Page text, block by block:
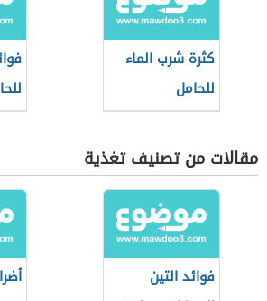
كثرة شرب الماء
للحامل
مقالات من تصنيف تغذية
فوائد التين